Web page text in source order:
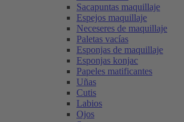
Sacapuntas maquillaje
Espejos maquillaje
Neceseres de maquillaje
Paletas vacías
Esponjas de maquillaje
Esponjas konjac
Papeles matificantes
Uñas
Cutis
Labios
Ojos